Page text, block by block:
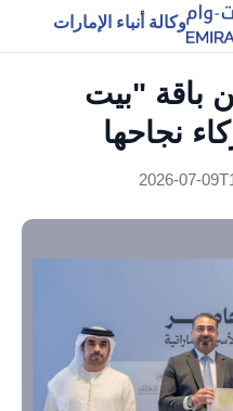
وكالة أنباء الإمارات
باقة "بيت
2026-07-